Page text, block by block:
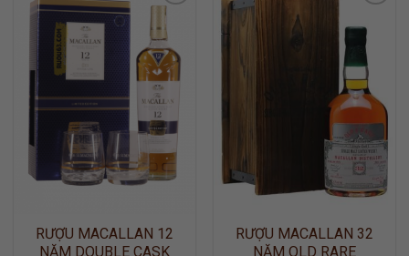
ADD TO
WISHLIST
RƯỢU MACALLAN 12
NĂM DOUBLE CASK
ADD TO
WISHLIST
RƯỢU MACALLAN 32
NĂM OLD RARE